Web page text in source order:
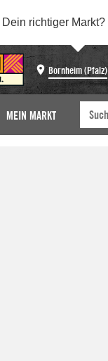
Dein richtiger Markt?
Bornheim (Pfalz)
MEIN MARKT